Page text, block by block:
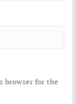
browser for the